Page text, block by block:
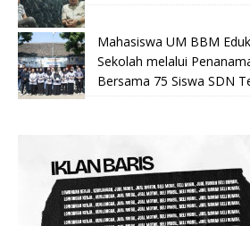
Mahasiswa UM BBM
Sekolah melalui
Bersama 75 Siswa SDN